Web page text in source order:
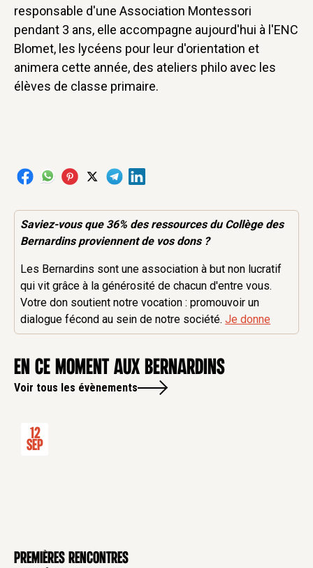
responsable d'une Association Montessori
pendant 3 ans, elle accompagne aujourd'hui à l'ENC
Blomet, les lycéens pour leur d'orientation et
animera cette année, des ateliers philo avec les
élèves de classe primaire.
Saviez-vous que 36% desressourcesdu Collège des
Bernardins proviennent de vos dons ?
Les Bernardins sont une association à but non lucratif
qui vit grâce à la générosité de chacun d'entre vous.
Votre don soutient notre vocation : promouvoir un
dialogue fécond au sein de notre société.Je donne
en ce moment aux Bernardins
Voir tous les évènements
12
Sep
Premières rencontres